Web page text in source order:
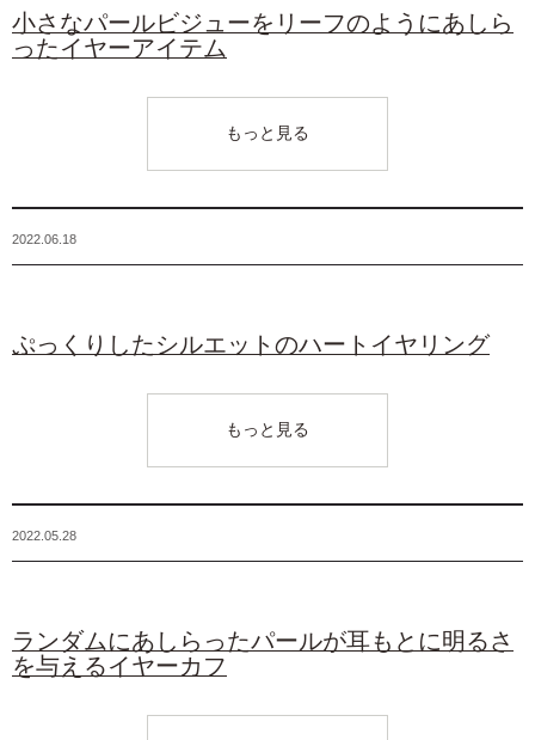
小さなパールビジューをリーフのようにあしら
ったイヤーアイテム
もっと見る
2022.06.18
ぷっくりしたシルエットのハートイヤリング
もっと見る
2022.05.28
ランダムにあしらったパールが耳もとに明るさ
を与えるイヤーカフ